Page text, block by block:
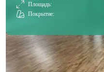
Площадь:
Покрытие: